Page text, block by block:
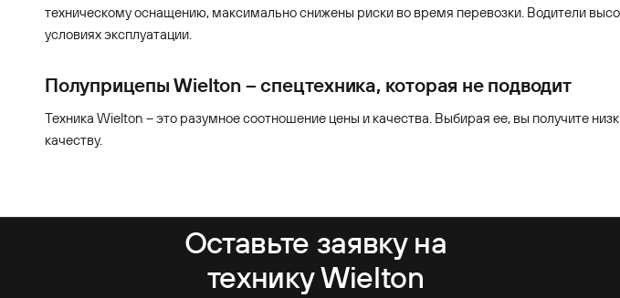
техническому оснащению, максимально снижены риски во время перевозки. Водители
условиях эксплуатации.
Полуприцепы Wielton – спецтехника, которая не подводит
Техника Wielton – это разумное соотношение цены и качества. Выбирая ее, вы получите
качеству.
Оставьте заявку на
технику Wielton